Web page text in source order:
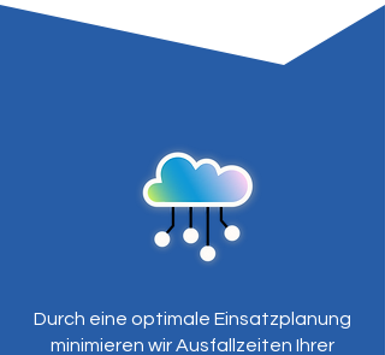
Durch eine optimale Einsatzplanung
minimieren wir Ausfallzeiten Ihrer